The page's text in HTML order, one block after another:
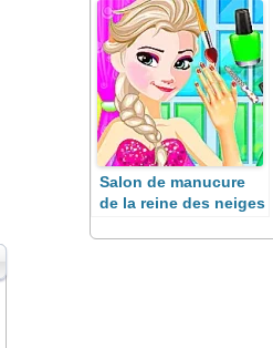
Salon de manucure
de la reine des neiges